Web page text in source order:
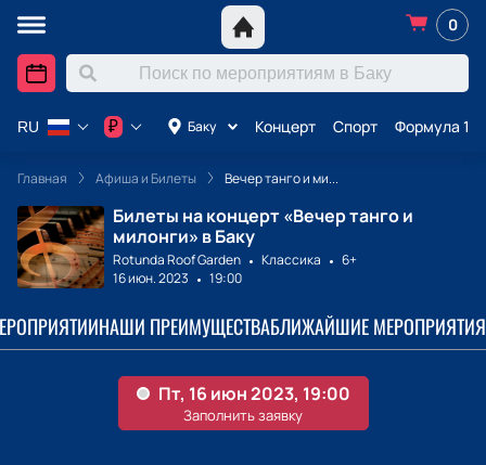
0
Баку Концерт Спорт Формула 1
RU ₽
Главная Афиша и Билеты Вечер танго и ми...
Билеты на концерт «Вечер танго и
милонги» в Баку
Rotunda Roof Garden Классика
6+
16 июн. 2023
19:00
НАШИ ПРЕИМУЩЕСТВАБЛИЖАЙШИЕ МЕРОПРИЯТИЯ